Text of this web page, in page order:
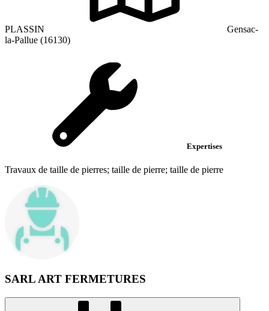
PLASSIN
Gensac-
la-Pallue (16130)
Expertises
Travaux de taille de pierres; taille de pierre; taille de pierre
SARL ART FERMETURES